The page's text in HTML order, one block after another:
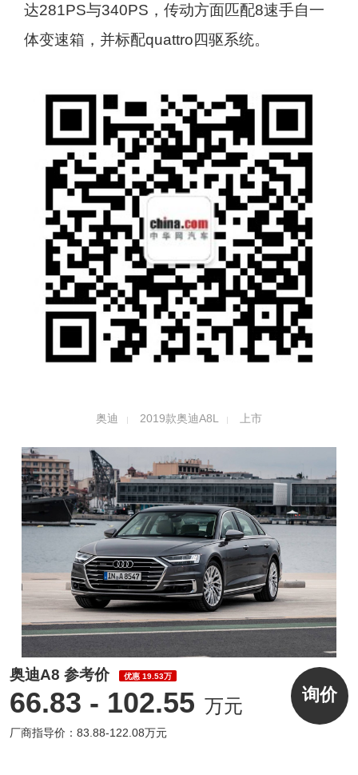
达281PS与340PS，传动方面匹配8速手自一
体变速箱，并标配quattro四驱系统。
奥迪 2019款奥迪A8L 上市
奥迪A8 参考价 优惠 19.53万
66.83 - 102.55 万元
厂商指导价：83.88-122.08万元
询价